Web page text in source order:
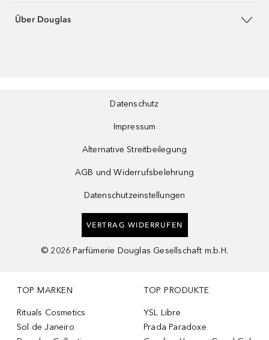
Über Douglas
Datenschutz
Impressum
Alternative Streitbeilegung
AGB und Widerrufsbelehrung
Datenschutzeinstellungen
VERTRAG WIDERRUFEN
© 2026 Parfümerie Douglas Gesellschaft m.b.H.
TOP MARKEN
Rituals Cosmetics
Sol de Janeiro
TOP PRODUKTE
YSL Libre
Prada Paradoxe